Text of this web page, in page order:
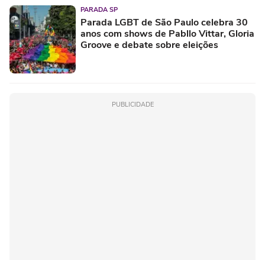
PARADA SP
Parada LGBT de São Paulo celebra 30
anos com shows de Pabllo Vittar, Gloria
Groove e debate sobre eleições
PUBLICIDADE